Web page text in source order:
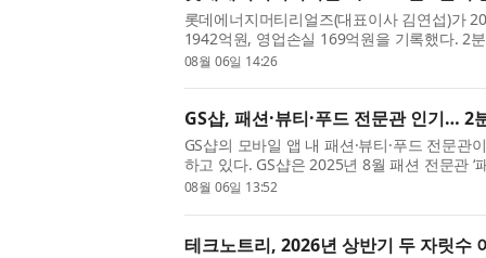
롯데에너지머티리얼즈(대표이사 김연섭)가
1942억원, 영업손실 169억원을 기록했다. 2
가장 큰 개선 포인트다. 부채비율은 31.5%,
08월 06일 14:26
GS샵, 패션·뷰티·푸드 전문관 인기… 2
GS샵의 모바일 앱 내 패션·뷰티·푸드 전문
하고 있다. GS샵은 2025년 8월 패션 전문관
티 전문관 ‘뷰티#(샵)’과 식품 전문관 ‘맛있는
08월 06일 13:52
테크노트리, 2026년 상반기 두 자릿수